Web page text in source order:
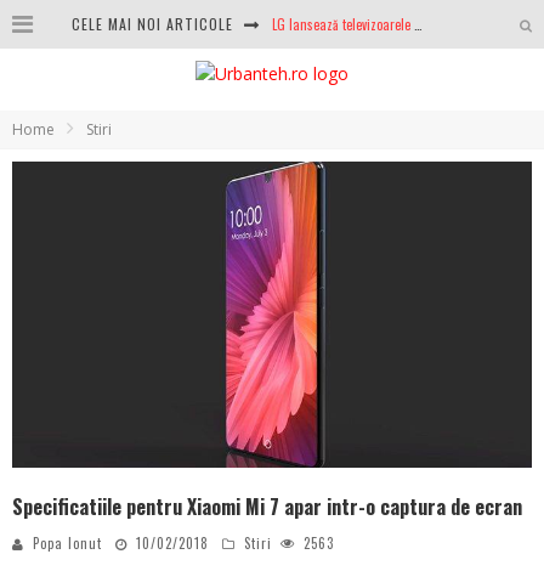
CELE MAI NOI ARTICOLE
Home Stiri
Specificatiile pentru Xiaomi Mi 7 apar intr-o captura de ecran
Popa Ionut 10/02/2018 Stiri 2563